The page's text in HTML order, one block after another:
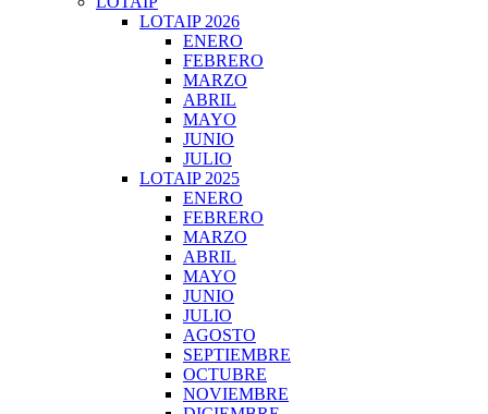
LOTAIP 2026
ENERO
FEBRERO
MARZO
ABRIL
MAYO
JUNIO
JULIO
LOTAIP 2025
ENERO
FEBRERO
MARZO
ABRIL
MAYO
JUNIO
JULIO
AGOSTO
SEPTIEMBRE
OCTUBRE
NOVIEMBRE